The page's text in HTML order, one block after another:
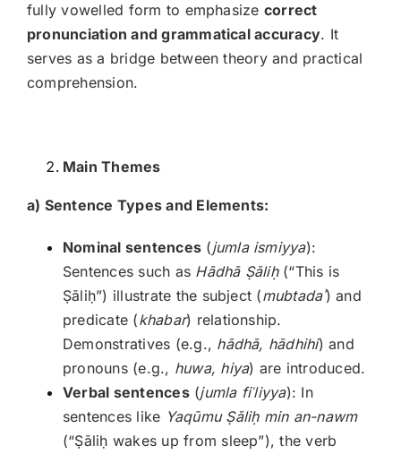
fully vowelled form to emphasize correct
pronunciation and grammatical accuracy. It
serves as a bridge between theory and practical
comprehension.
Main Themes
a) Sentence Types and Elements:
Nominal sentences (jumla ismiyya):
Sentences such as Hādhā Ṣāliḥ(“This is
Ṣāliḥ”) illustrate the subject (mubtadaʾ) and
predicate (khabar) relationship.
Demonstratives (e.g., hādhā, hādhihi) and
pronouns (e.g., huwa, hiya) are introduced.
Verbal sentences(jumla fiʿliyya): In
sentences like Yaqūmu Ṣāliḥ min an-nawm
(“Ṣāliḥ wakes up from sleep”), the verb